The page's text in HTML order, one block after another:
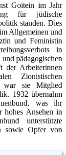
Goitein im Jahr
für jüdische
standen. Dies
Allgemeinen und
und Feministin
in
pädagogischen
der Arbeiterinnen
Zionistischen
war sie Mitglied
1932 übernahm
was ihr
hohes Ansehen in
unterstützte
sowie Opfer von